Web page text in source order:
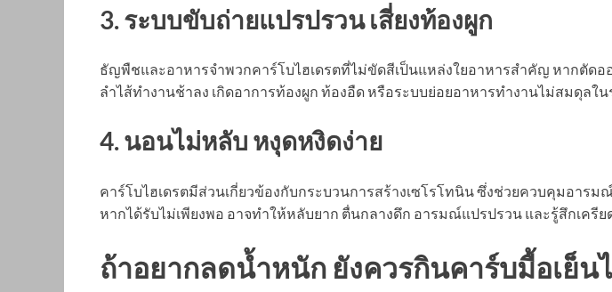
3. ระบบขับถ่ายแปรปรวน เสี่ยงท้องผูก
ธัญพืชและอาหารจำพวกคาร์โบไฮเดรตที่ไม่ขัดสีเป็นแหล่งใยอาหารสำคัญ หากตัดอ
ลำไส้ทำงานช้าลง เกิดอาการท้องผูก ท้องอืด หรือระบบย่อยอาหารทำงานไม่สมดุลใน
4. นอนไม่หลับ หงุดหงิดง่าย
คาร์โบไฮเดรตมีส่วนเกี่ยวข้องกับกระบวนการสร้างเซโรโทนิน ซึ่งช่วยควบคุมอาร
หากได้รับไม่เพียงพอ อาจทำให้หลับยาก ตื่นกลางดึก อารมณ์แปรปรวน และรู้สึกเครีย
ถ้าอยากลดน้ำหนัก ยังควรกินคาร์บมื้อเย็น